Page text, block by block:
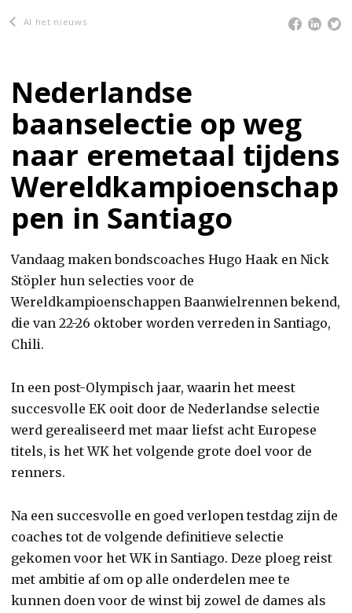
Al het nieuws
Nederlandse
baanselectie op weg
naar eremetaal tijdens
Wereldkampioenschap
pen in Santiago
Vandaag maken bondscoaches Hugo Haak en Nick
Stöpler hun selecties voor de
Wereldkampioenschappen Baanwielrennen bekend,
die van 22-26 oktober worden verreden in Santiago,
Chili.
In een post-Olympisch jaar, waarin het meest
succesvolle EK ooit door de Nederlandse selectie
werd gerealiseerd met maar liefst acht Europese
titels, is het WK het volgende grote doel voor de
renners.
Na een succesvolle en goed verlopen testdag zijn de
coaches tot de volgende definitieve selectie
gekomen voor het WK in Santiago. Deze ploeg reist
met ambitie af om op alle onderdelen mee te
kunnen doen voor de winst bij zowel de dames als